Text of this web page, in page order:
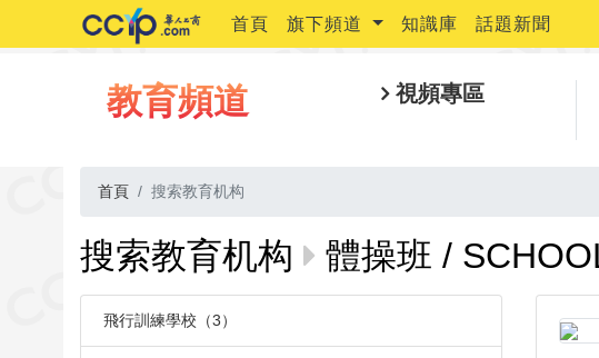
首頁 旗下頻道 知識庫 話題新聞
教育頻道 視頻專區
首頁 搜索教育机构
搜索教育机构 體操班 /
飛行訓練學校（3）